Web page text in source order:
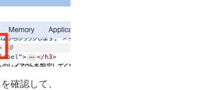
確認して、